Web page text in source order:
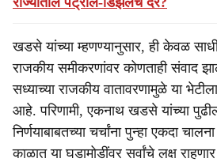
खडसे यांच्या म्हणण्यानुसार, ही केवळ
राजकीय समीकरणांवर कोणताही संवाद
सध्याच्या राजकीय वातावरणामुळे या
आहे. परिणामी, एकनाथ खडसे यांच्या
निर्णयाबाबतच्या चर्चांना पुन्हा एकदा
काळात या घडामोडींवर सर्वांचे लक्ष